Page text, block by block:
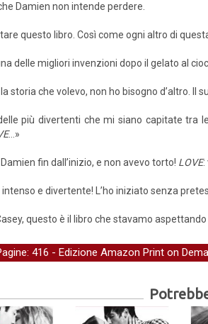
Damien non intende perdere.
questo libro. Così come ogni altro di
delle migliori invenzioni dopo il gelato al
storia che volevo, non ho bisogno d’altro.
più divertenti che mi siano capitate tra
…»
fin dall’inizio, e non avevo torto! LOVE:
e divertente! L’ho iniziato senza
questo è il libro che stavamo
416 - Edizione Amazon Print on